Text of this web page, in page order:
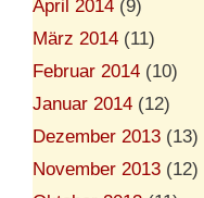
April 2014 (9)
März 2014 (11)
Februar 2014 (10)
Januar 2014 (12)
Dezember 2013 (13)
November 2013 (12)